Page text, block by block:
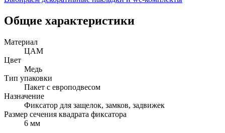
Общие характеристики
Материал
ЦАМ
Цвет
Медь
Тип упаковки
Пакет с европодвесом
Назначение
Фиксатор для защелок, замков, задвижек
Размер сечения квадрата фиксатора
6 мм